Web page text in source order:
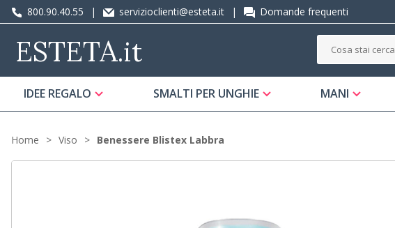
800.90.40.55 | servizioclienti@esteta.it | Domande frequenti
ESTETA.it
IDEE REGALO SMALTI PER UNGHIE MANI
Home Viso Benessere Blistex Labbra